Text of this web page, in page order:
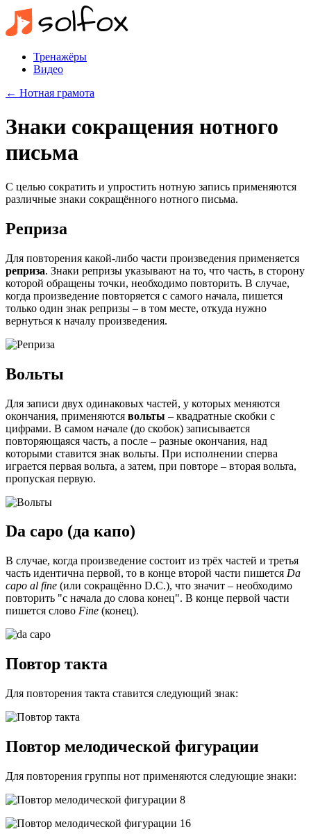
Тренажёры
Видео
← Нотная грамота
Знаки сокращения нотного
письма
С целью сократить и упростить нотную запись применяются
различные знаки сокращённого нотного письма.
Реприза
Для повторения какой-либо части произведения применяется
реприза. Знаки репризы указывают на то, что часть, в сторону
которой обращены точки, необходимо повторить. В случае,
когда произведение повторяется с самого начала, пишется
только один знак репризы – в том месте, откуда нужно
вернуться к началу произведения.
Вольты
Для записи двух одинаковых частей, у которых меняются
окончания, применяются вольты – квадратные скобки с
цифрами. В самом начале (до скобок) записывается
повторяющаяся часть, а после – разные окончания, над
которыми ставится знак вольты. При исполнении сперва
играется первая вольта, а затем, при повторе – вторая вольта,
пропуская первую.
Da capo (да капо)
В случае, когда произведение состоит из трёх частей и третья
часть идентична первой, то в конце второй части пишется Da
capo al fine (или сокращённо D.C.), что значит – необходимо
повторить "с начала до слова конец". В конце первой части
пишется слово Fine (конец).
Повтор такта
Для повторения такта ставится следующий знак:
Повтор мелодической фигурации
Для повторения группы нот применяются следующие знаки: